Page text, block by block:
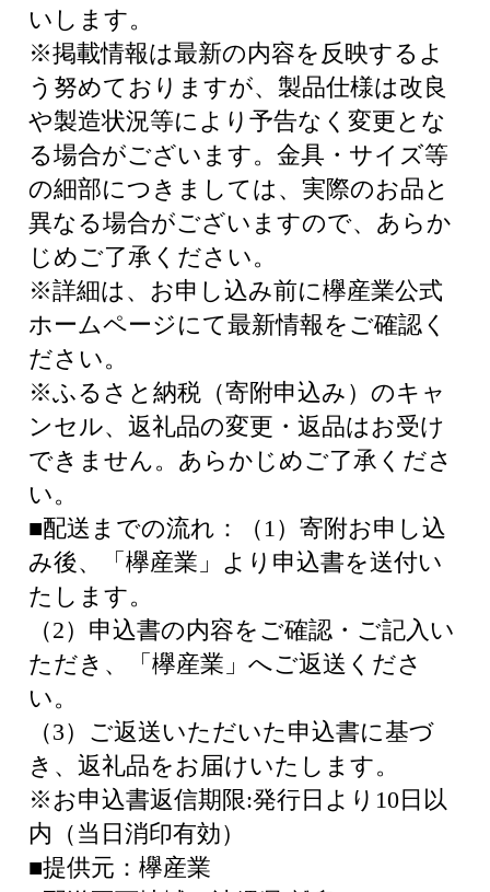
いします。
※掲載情報は最新の内容を反映するよ
う努めておりますが、製品仕様は改良
や製造状況等により予告なく変更とな
る場合がございます。金具・サイズ等
の細部につきましては、実際のお品と
異なる場合がございますので、あらか
じめご了承ください。
※詳細は、お申し込み前に欅産業公式
ホームページにて最新情報をご確認く
ださい。
※ふるさと納税（寄附申込み）のキャ
ンセル、返礼品の変更・返品はお受け
できません。あらかじめご了承くださ
い。
■配送までの流れ：（1）寄附お申し込
み後、「欅産業」より申込書を送付い
たします。
（2）申込書の内容をご確認・ご記入い
ただき、「欅産業」へご返送くださ
い。
（3）ご返送いただいた申込書に基づ
き、返礼品をお届けいたします。
※お申込書返信期限:発行日より10日以
内（当日消印有効）
■提供元：欅産業